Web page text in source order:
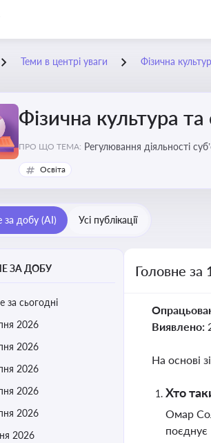
Теми в центрі уваги Фізична
Фізична культура
ПРО ЩО ТЕМА: Регулювання діяльності
Освіта
за добу (AI) Усі публікації
ЗА ДОБУ
за сьогодні
2026
2026
2026
2026
2026
2026
Головне за
Виявлено:
На основі
Хто
Омар
поєднує